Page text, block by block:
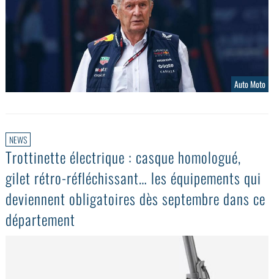
Auto Moto
NEWS
Trottinette électrique : casque homologué,
gilet rétro-réfléchissant… les équipements qui
deviennent obligatoires dès septembre dans ce
département